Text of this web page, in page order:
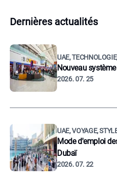
Dernières actualités
UAE,
Nouveau
2026. 07. 25
UAE, VOYAGE,
Mode d'emploi
Dubaï
2026. 07. 22